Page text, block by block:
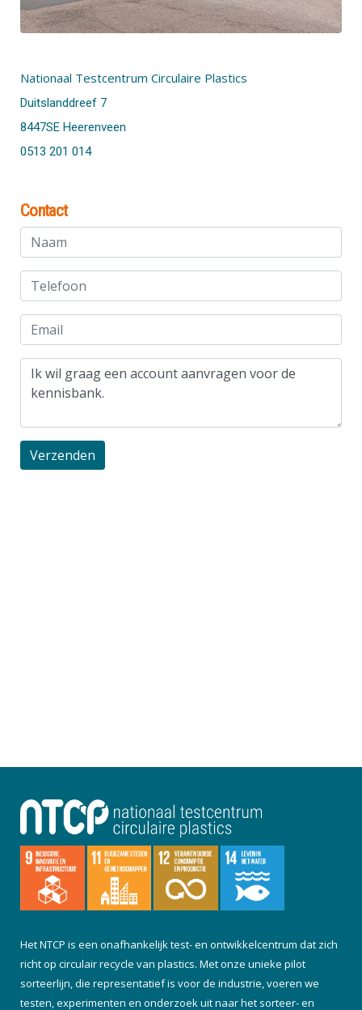
Nationaal Testcentrum Circulaire Plastics
Duitslanddreef 7
8447SE Heerenveen
0513 201 014
Contact
Het NTCP is een onafhankelijk test- en ontwikkelcentrum dat zich
richt op circulair recycle van plastics. Met onze unieke pilot
sorteerlijn, die representatief is voor de industrie, voeren we
testen, experimenten en onderzoek uit naar het sorteer- en